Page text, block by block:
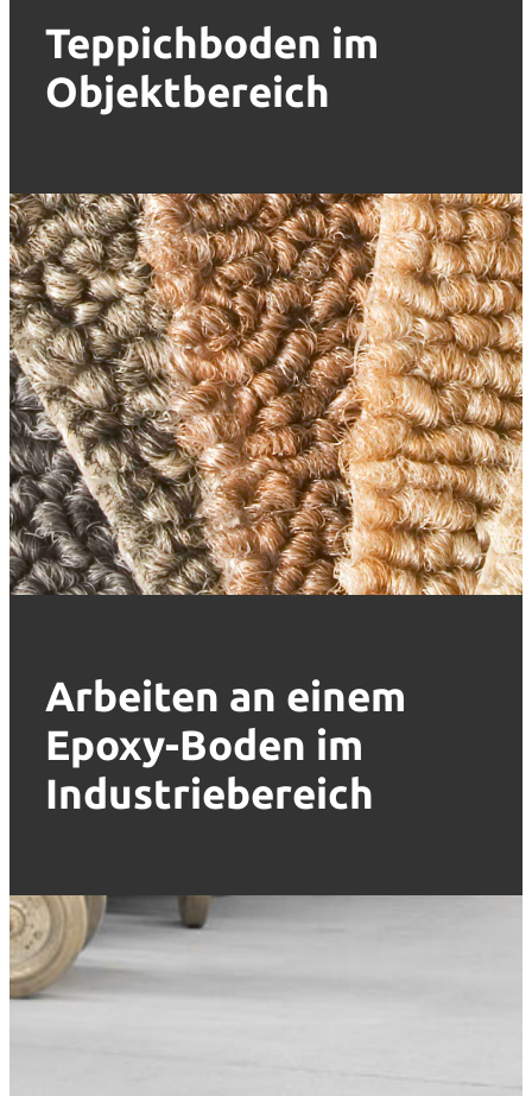
Teppichboden im
Objektbereich
Arbeiten an einem
Epoxy-Boden im
Industriebereich